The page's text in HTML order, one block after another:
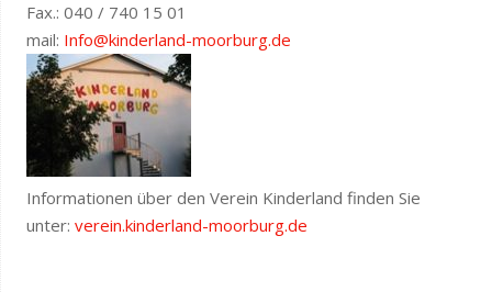
Fax.: 040 / 740 15 01
mail: Info@kinderland-moorburg.de
Informationen über den Verein Kinderland finden Sie
unter: verein.kinderland-moorburg.de